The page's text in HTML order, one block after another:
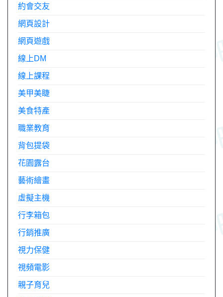
約會交友
網頁設計
網頁遊戲
線上DM
線上課程
美甲美睫
美食特產
職業教育
背包提袋
花園露台
藝術繪畫
虛擬主機
行李箱包
行銷推廣
視力保健
視頻電影
親子育兒